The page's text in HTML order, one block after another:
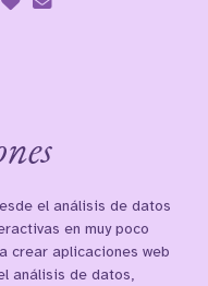
el análisis de datos
en muy poco
crear aplicaciones web
análisis de datos,